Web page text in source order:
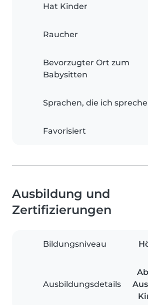
Hat Kinder
Raucher
Bevorzugter Ort zum
Babysitten
Sprachen, die ich spreche
Favorisiert
Ausbildung und
Zertifizierungen
Bildungsniveau
Ausbildungsdetails